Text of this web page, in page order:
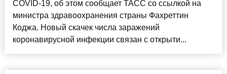
COVID-19, об этом сообщает ТАСС со ссылкой на
министра здравоохранения страны Фахреттин
Коджа. Новый скачек числа заражений
коронавирусной инфекции связан с открыти...